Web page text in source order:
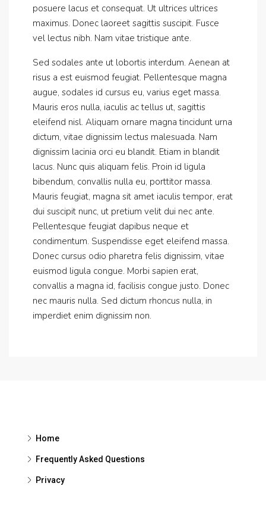
posuere lacus et consequat. Ut ultrices ultrices
maximus. Donec laoreet sagittis suscipit. Fusce
vel lectus nibh. Nam vitae tristique ante.
Sed sodales ante ut lobortis interdum. Aenean at
risus a est euismod feugiat. Pellentesque magna
augue, sodales id cursus eu, varius eget massa.
Mauris eros nulla, iaculis ac tellus ut, sagittis
eleifend nisl. Aliquam ornare magna tincidunt urna
dictum, vitae dignissim lectus malesuada. Nam
dignissim lacinia orci eu blandit. Etiam in blandit
lacus. Nunc quis aliquam felis. Proin id ligula
bibendum, convallis nulla eu, porttitor massa.
Mauris feugiat, magna sit amet iaculis tempor, erat
dui suscipit nunc, ut pretium velit dui nec ante.
Pellentesque feugiat dapibus neque et
condimentum. Suspendisse eget eleifend massa.
Donec cursus odio pharetra felis dignissim, vitae
euismod ligula congue. Morbi sapien erat,
convallis a magna id, facilisis congue justo. Donec
nec mauris nulla. Sed dictum rhoncus nulla, in
imperdiet enim dignissim non.
Home
Frequently Asked Questions
Privacy